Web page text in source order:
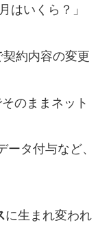
はいくら？」
約内容の変更
のままネット
タ付与など、
に生まれ変われ